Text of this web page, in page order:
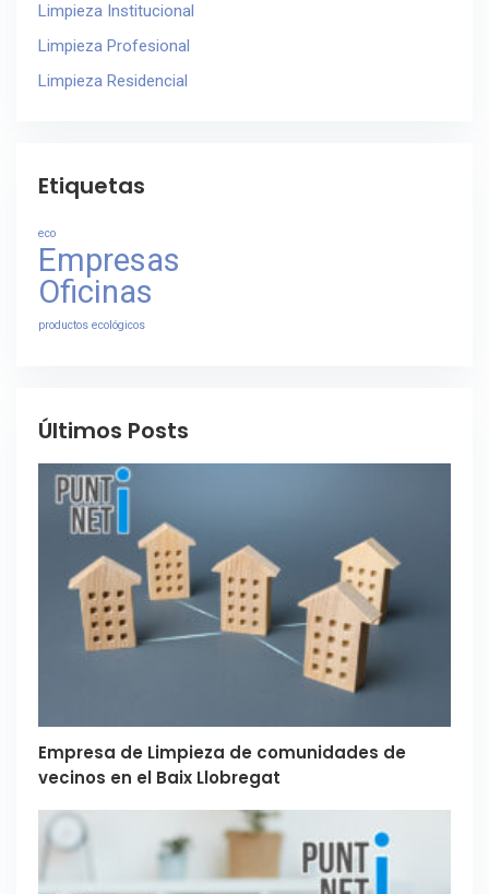
Limpieza Institucional
Limpieza Profesional
Limpieza Residencial
Etiquetas
eco
Empresas
Oficinas
productos ecológicos
Últimos Posts
Empresa de Limpieza de comunidades de
vecinos en el Baix Llobregat